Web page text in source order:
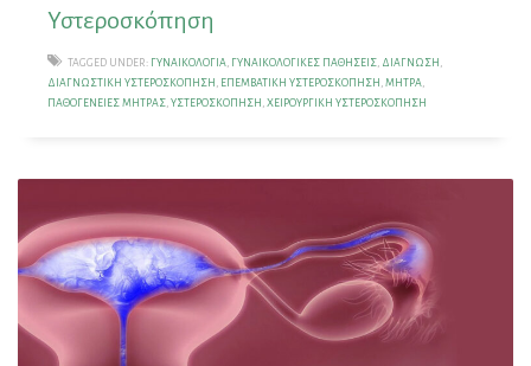
Υστεροσκόπηση
TAGGED UNDER: ΓΥΝΑΙΚΟΛΟΓΊΑ, ΓΥΝΑΙΚΟΛΟΓΙΚΈΣ ΠΑΘΉΣΕΙΣ, ΔΙΆΓΝΩΣΗ ,
ΔΙΑΓΝΩΣΤΙΚΉ ΥΣΤΕΡΟΣΚΌΠΗΣΗ , ΕΠΕΜΒΑΤΙΚΉ ΥΣΤΕΡΟΣΚΌΠΗΣΗ , ΜΉΤΡΑ,
ΠΑΘΟΓΈΝΕΙΕΣ ΜΉΤΡΑΣ, ΥΣΤΕΡΟΣΚΌΠΗΣΗ , ΧΕΙΡΟΥΡΓΙΚΉ ΥΣΤΕΡΟΣΚΌΠΗΣΗ